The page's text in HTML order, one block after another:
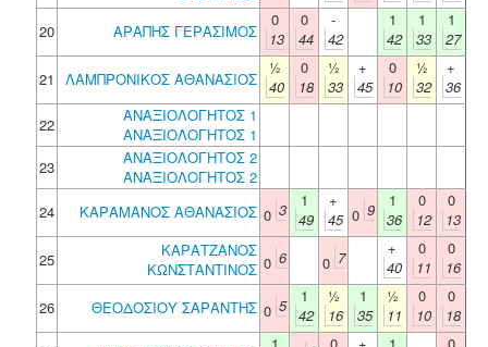
20
ΑΡΑΠΗΣ ΓΕΡΑΣΙΜΟΣ
0
13
0
44
-
42
1
42
1
33
1
27
21
ΛΑΜΠΡΟΝΙΚΟΣ ΑΘΑΝΑΣΙΟΣ
½
40
0
18
½
33
+
45
0
10
½
32
+
36
22
ΑΝΑΞΙΟΛΟΓΗΤΟΣ 1
ΑΝΑΞΙΟΛΟΓΗΤΟΣ 1
23
ΑΝΑΞΙΟΛΟΓΗΤΟΣ 2
ΑΝΑΞΙΟΛΟΓΗΤΟΣ 2
24
ΚΑΡΑΜΑΝΟΣ ΑΘΑΝΑΣΙΟΣ 0 3
1
49
+
45 0 9
1
36
0
12
0
13
25
ΚΑΡΑΤΖΑΝΟΣ
ΚΩΝΣΤΑΝΤΙΝΟΣ 0 6 0 7
+
40
0
11
0
16
26
ΘΕΟΔΟΣΙΟΥ ΣΑΡΑΝΤΗΣ 0 5
1
42
½
16
1
35
½
11
0
10
0
18